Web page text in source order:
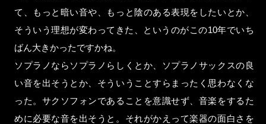
て、もっと暗い音や、もっと陰のある表現をしたいとか、
そういう理想が変わってきた、というのがこの10年でいち
ばん大きかったですかね。
ソプラノならソプラノらしくとか、ソプラノサックスの良
い音を出そうとか、そういうことすらまったく思わなくな
った。サクソフォンであることを意識せず、音楽をするた
めに必要な音を出そうと。それがかえって楽器の面白さを